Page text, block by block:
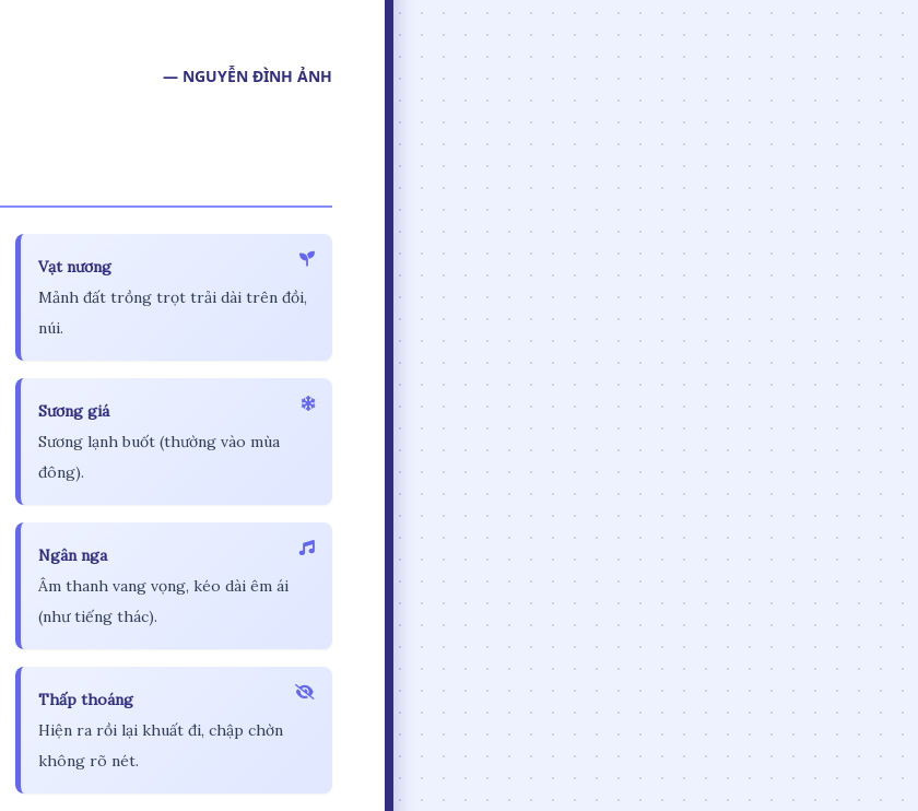
— NGUYỄN ĐÌNH ẢNH
Vạt nương
Mảnh đất trồng trọt trải dài trên đồi,
núi.
Sương giá
Sương lạnh buốt (thường vào mùa
đông).
Ngân nga
Âm thanh vang vọng, kéo dài êm ái
(như tiếng thác).
Thấp thoáng
Hiện ra rồi lại khuất đi, chập chờn
không rõ nét.